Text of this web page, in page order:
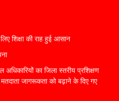
शिक्षा की राह हुई आसान
का जिला स्तरीय प्रशिक्षण
जागरूकता को बढ़ाने के दिए गए